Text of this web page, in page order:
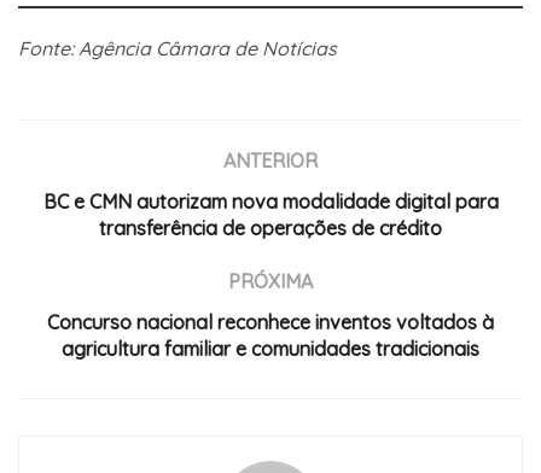
Fonte: Agência Câmara de Notícias
ANTERIOR
BC e CMN autorizam nova modalidade digital para
transferência de operações de crédito
PRÓXIMA
Concurso nacional reconhece inventos voltados à
agricultura familiar e comunidades tradicionais